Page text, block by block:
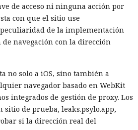
de acceso ni ninguna acción por
con que el sitio use
de la implementación
navegación con la dirección
no solo a iOS, sino también a
navegador basado en WebKit
integrados de gestión de proxy. Los
de prueba, leaks.psylo.app,
si la dirección real del